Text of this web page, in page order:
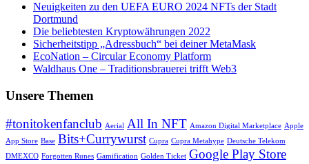
Neuigkeiten zu den UEFA EURO 2024 NFTs der Stadt
Dortmund
Die beliebtesten Kryptowährungen 2022
Sicherheitstipp „Adressbuch“ bei deiner MetaMask
EcoNation – Circular Economy Platform
Waldhaus One – Traditionsbrauerei trifft Web3
Unsere Themen
#tonitokenfanclub Aerial All In NFT Amazon Digital Marketplace Apple
App Store Base Bits+Currywurst Cupra Cupra Metahype Deutsche Telekom
DMEXCO Forgotten Runes Gamification Golden Ticket Google Play Store